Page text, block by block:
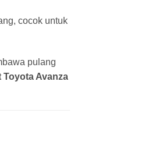
cocok untuk
pulang
Avanza